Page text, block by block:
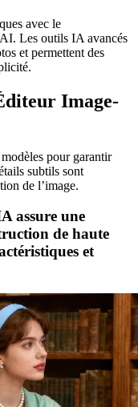
avec le
Les outils IA avancés
et permettent des
Image-
pour garantir
subtils sont
de l’image.
assure une
de haute
et